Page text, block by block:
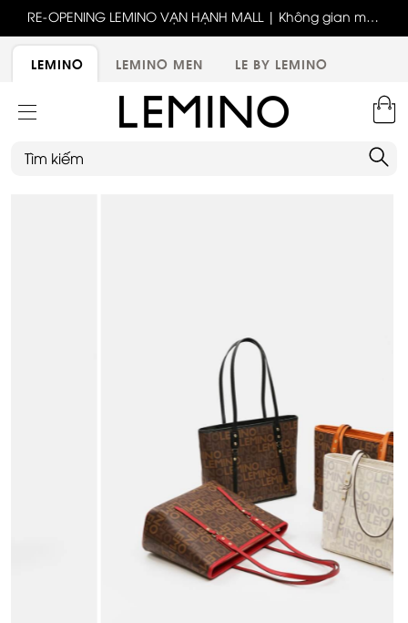
RE-OPENING LEMINO VẠN HẠNH MALL | Không gian mới,
trải nghiệm mới, ưu đãi tri ân đặc biệt
LEMINO
LEMINO MEN LE BY LEMINO